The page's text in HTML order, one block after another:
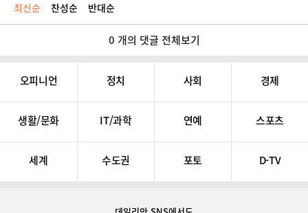
최신순 찬성순 반대순
0 개의 댓글 전체보기
오피니언 정치 사회 경제
생활/문화 IT/과학 연예 스포츠
세계 수도권 포토 D-TV